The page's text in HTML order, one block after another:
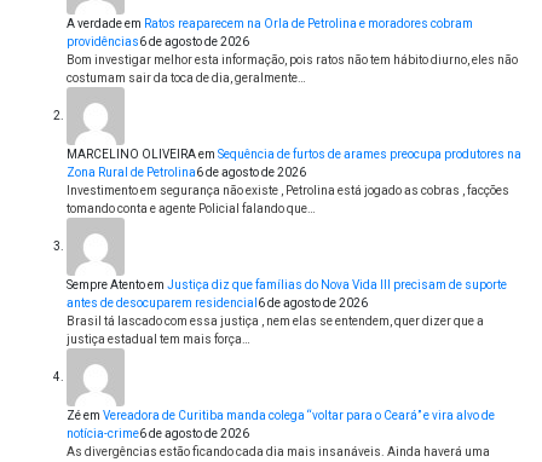
A verdadeem Ratos reaparecem na Orla de Petrolina e moradores cobram
providências6 de agosto de 2026
Bom investigar melhor esta informação, pois ratos não tem hábito diurno, eles não
costumam sair da toca de dia, geralmente…
MARCELINO OLIVEIRAem Sequência de furtos de arames preocupa produtores na
Zona Rural de Petrolina6 de agosto de 2026
Investimento em segurança não existe , Petrolina está jogado as cobras , facções
tomando conta e agente Policial falando que…
Sempre Atentoem Justiça diz que famílias do Nova Vida III precisam de suporte
antes de desocuparem residencial 6 de agosto de 2026
Brasil tá lascado com essa justiça , nem elas se entendem, quer dizer que a
justiça estadual tem mais força…
Zéem Vereadora de Curitiba manda colega “voltar para o Ceará” e vira alvo de
notícia-crime6 de agosto de 2026
As divergências estão ficando cada dia mais insanáveis. Ainda haverá uma